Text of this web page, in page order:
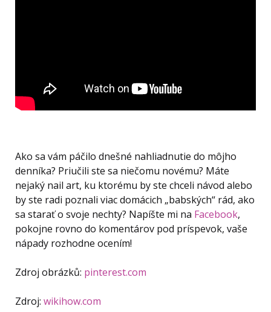
Ako sa vám páčilo dnešné nahliadnutie do môjho
denníka? Priučili ste sa niečomu novému? Máte
nejaký nail art, ku ktorému by ste chceli návod alebo
by ste radi poznali viac domácich „babských“ rád, ako
sa starať o svoje nechty? Napíšte mi na Facebook,
pokojne rovno do komentárov pod príspevok, vaše
nápady rozhodne ocením!
Zdroj obrázků: pinterest.com
Zdroj: wikihow.com